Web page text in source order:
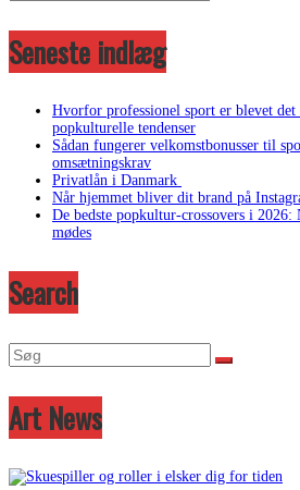
Seneste indlæg
Hvorfor professionel sport er blevet det
popkulturelle tendenser
Sådan fungerer velkomstbonusser til
omsætningskrav
Privatlån i Danmark
Når hjemmet bliver dit brand på
De bedste popkultur-crossovers i
mødes
Search
Art News